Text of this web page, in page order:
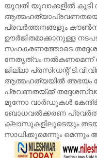
യുവതി യുവാക്കളിൽ കൂടി
ആത്മഹത്യാപ്രവണതയെ
പ്രവർത്തനങ്ങളും
ഊർജിതമാക്കാനുള്ള
സഹകരണത്തോടെ
നേതൃത്വം
ജില്ലാ പ്രസിഡന്റ്
ആത്മഹത്യയിൽ അഭയം
പ്രവണതയ്ക്ക്
മൂന്നോ വാർഡുകൾ
ബോധവൽക്കരണ
ക്ലാസുകളിലൂടെയും
സാധിക്കുമെന്നും മെന്നും